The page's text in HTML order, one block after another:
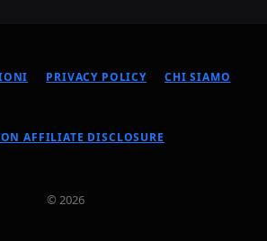
PRIVACY POLICY CHI SIAMO
AFFILIATE DISCLOSURE
© 2026